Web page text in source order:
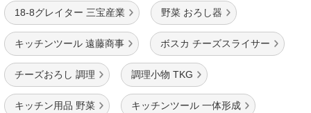
18-8グレイター 三宝産業 野菜 おろし器
キッチンツール 遠藤商事 ボスカ チーズスライサー
チーズおろし 調理 調理小物 TKG
キッチン用品 野菜 キッチンツール 一体形成